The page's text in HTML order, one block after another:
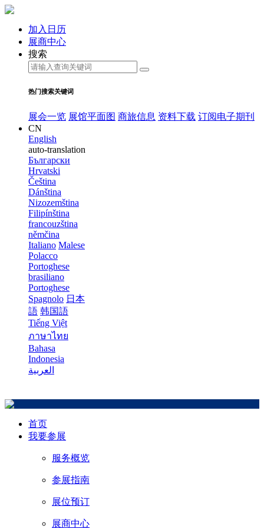
加入日历
展商中心
搜索
热门搜索关键词
展会一览 展馆平面图 商旅信息 资料下载 订阅电子期刊
CN
English
auto-translation
Български
Hrvatski
Čeština
Dánština
Nizozemština
Filipínština
francouzština
němčina
Italiano Malese
Polacco
Portoghese
brasiliano
Portoghese
Spagnolo 日本
語 韩国語
Tiếng Việt
ภาษาไทย
Bahasa
Indonesia
العربية
首页
我要参展
服务概览
参展指南
展位预订
展商中心